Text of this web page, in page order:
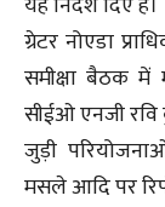
ग्रेटर नोएडा
समीक्षा बैठक में
सीईओ एनजी रवि
जुड़ी
मसले आदि पर